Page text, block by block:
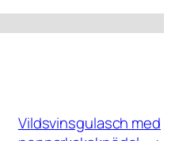
Vildsvinsgulasch med